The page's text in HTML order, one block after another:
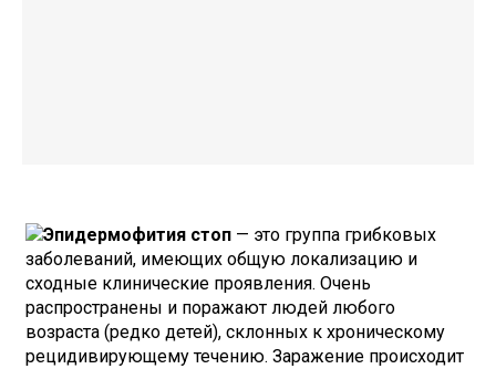
Эпидермофития стоп — это группа грибковых
заболеваний, имеющих общую локализацию и
сходные клинические проявления. Очень
распространены и поражают людей любого
возраста (редко детей), склонных к хроническому
рецидивирующему течению. Заражение происходит